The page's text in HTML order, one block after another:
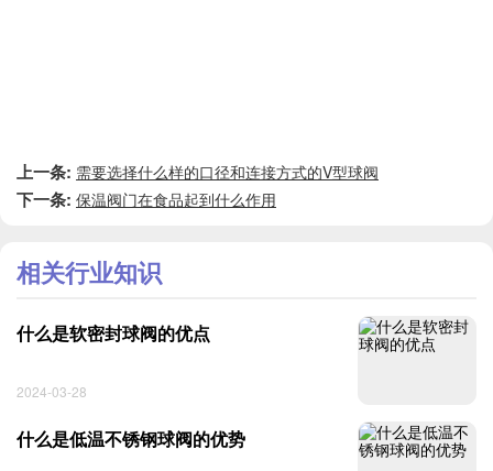
上一条: 需要选择什么样的口径和连接方式的V型球阀
下一条: 保温阀门在食品起到什么作用
相关行业知识
什么是软密封球阀的优点
2024-03-28
什么是低温不锈钢球阀的优势